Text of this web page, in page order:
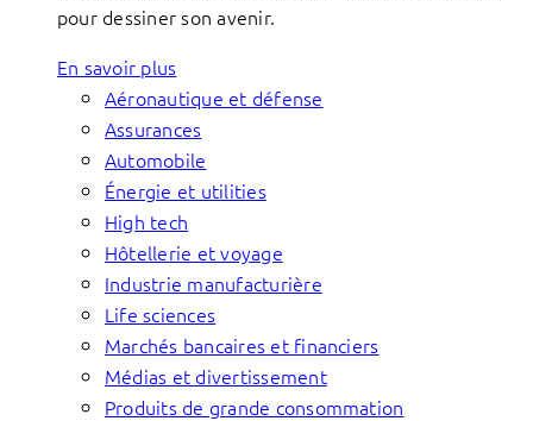
pour dessiner son avenir.
En savoir plus
Aéronautique et défense
Assurances
Automobile
Énergie et utilities
High tech
Hôtellerie et voyage
Industrie manufacturière
Life sciences
Marchés bancaires et financiers
Médias et divertissement
Produits de grande consommation